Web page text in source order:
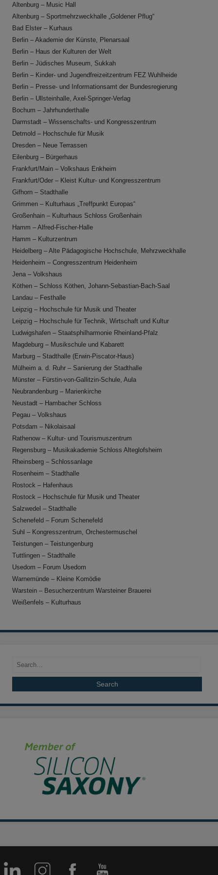
Altenburg – Music Hall
Altenburg – Sportmehrzweckhalle „Goldener Pflug“
Bad Elster – Kurhaus
Berlin – Akademie der Künste, Plenarsaal
Berlin – Haus der Kulturen der Welt
Berlin – Jüdisches Museum, Sukkah
Berlin – Kinder- und Jugendfreizeitzentrum FEZ Wuhlheide
Berlin – Presse- und Informationsamt der Bundesregierung
Berlin – Ullsteinhalle, Axel-Springer-Verlag
Bochum – Jahrhunderthalle
Darmstadt – Wissenschafts- und Kongresszentrum
Detmold – Hochschule für Musik
Dresden – Neue Terrassen
Eilenburg – Bürgerhaus
Frankfurt/Main – Volkshaus Enkheim
Frankfurt/Oder – Kleist Kultur- und Kongresszentrum
Gifhorn – Stadthalle
Grimmen – Kulturhaus „Treffpunkt Europas“
Großenhain – Kulturhaus Schloss Großenhain
Hamm – Alfred-Fischer-Halle
Hamm – Kulturzentrum
Heidelberg – Alte Pädagogische Hochschule, Mehrzweckhalle
Heidenheim – Congresszentrum Heidenheim
Jena – Volkshaus
Köthen – Schloss Köthen, Johann-Sebastian-Bach-Saal
Landau – Festhalle
Leipzig – Hochschule für Musik und Theater
Leipzig – Hochschule für Technik, Wirtschaft und Kultur
Ludwigshafen – Staatsphilharmonie Rheinland-Pfalz
Magdeburg – Musikschule und Kabarett
Marburg – Stadthalle (Erwin-Piscator-Haus)
Mülheim a. d. Ruhr – Sanierung der Stadthalle
Münster – Fürstin-von-Gallitzin-Schule, Aula
Neubrandenburg – Marienkirche
Neustadt – Hambacher Schloss
Pegau – Volkshaus
Potsdam – Nikolaisaal
Rathenow – Kultur- und Tourismuszentrum
Regensburg – Musikakademie Schloss Alteglofsheim
Rheinsberg – Schlossanlage
Rosenheim – Stadthalle
Rostock – Hafenhaus
Rostock – Hochschule für Musik und Theater
Salzwedel – Stadthalle
Schenefeld – Forum Schenefeld
Suhl – Kongresszentrum, Orchestermuschel
Teistungen – Teistungenburg
Tuttlingen – Stadthalle
Usedom – Forum Usedom
Warnemünde – Kleine Komödie
Warstein – Besucherzentrum Warsteiner Brauerei
Weißenfels – Kulturhaus
Search